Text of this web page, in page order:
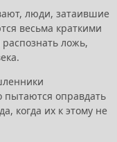
люди, затаившие
весьма краткими
ложь,
пытаются оправдать
когда их к этому не